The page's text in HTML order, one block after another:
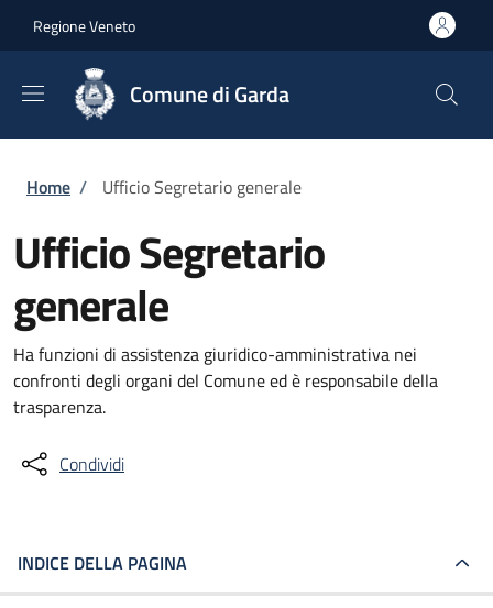
Regione Veneto
Comune di Garda
Briciole di pane
Home / Ufficio Segretario generale
Ufficio Segretario
generale
Ha funzioni di assistenza giuridico-amministrativa nei
confronti degli organi del Comune ed è responsabile della
trasparenza.
Condividi
INDICE DELLA PAGINA